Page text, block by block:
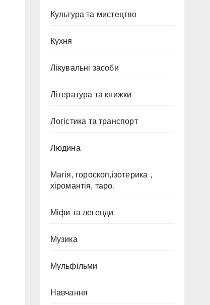
Культура та мистецтво
Кухня
Лікувальні засоби
Література та книжки
Логістика та транспорт
Людина
Магія, гороскоп,ізотерика ,
хіромантія, таро.
Міфи та легенди
Музика
Мульфільми
Навчання